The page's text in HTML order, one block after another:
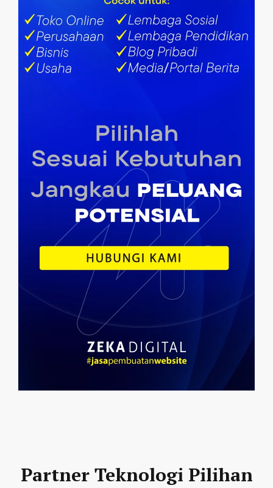
Partner Teknologi Pilihan